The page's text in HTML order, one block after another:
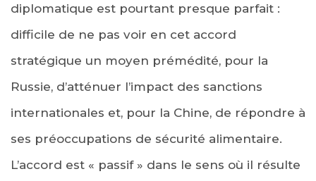
diplomatique est pourtant presque parfait :
difficile de ne pas voir en cet accord
stratégique un moyen prémédité, pour la
Russie, d’atténuer l’impact des sanctions
internationales et, pour la Chine, de répondre à
ses préoccupations de sécurité alimentaire.
L’accord est « passif » dans le sens où il résulte